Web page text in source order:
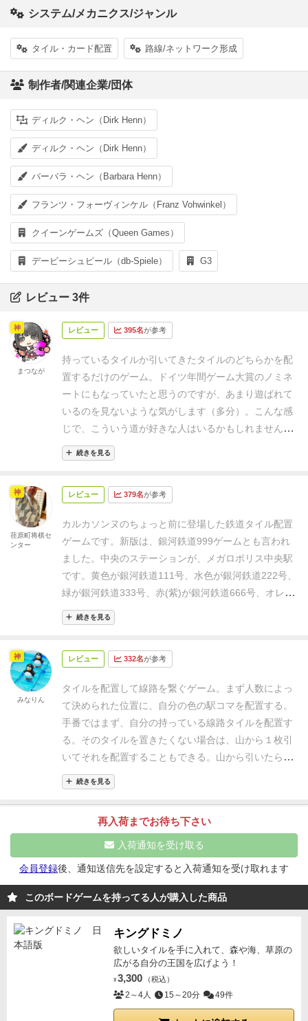
システム/メカニクス/ジャンル
タイル・カード配置 路線/ネットワーク形成
制作者/関連企業/団体
ディルク・ヘン（Dirk Henn）
ディルク・ヘン（Dirk Henn）
バーバラ・ヘン（Barbara Henn）
フランツ・フォーヴィンケル（Franz Vohwinkel）
クイーンゲームズ（Queen Games）
デービーシュピール（db-Spiele） G3
レビュー 3件
レビュー 395名が参考
持っているタイルか引いてきたタイルのどちらかを配
置するだけのゲーム。
ドイツ年間ゲーム大賞のノミネ
ートにもなっていたと思うのですが、あまり遊ばれて
いるのを見ないような気がします（多分）。
こんな感
じで、こういう道が好きな人はいるかもしれません
が、割と地味です。
うのに惑わされてしまったのですが、これはできるだ
なのかなーと思いました。
差！
続きを見る
神
まつなが
レビュー 379名が参考
カルカソンヌのちょっと前に登場した鉄道タイル配置
ゲームです。新版は、銀河鉄道999ゲームとも言われ
ました。 中央のステーションが、メガロポリス中央駅
です。 黄色が銀河鉄道111号、水色が銀河鉄道222号、
緑が銀河鉄道333号、赤(紫)が銀河鉄道666号、オレン
ジが銀河鉄道888号、そして黒が銀河鉄道999号です。
到着駅までの間のタイルの数がVPとなります。メガロ
ある黒、赤紫、オレンジは、タイル配置が終わってVP
前で他プレイヤーに左に曲げられてしまいました。赤
紫は中央に着きました。間に5枚あるので、
5×2=10VP。オレンジは、辿ってみると、なんと19枚
(重複含む)使って、近くの17番の駅に到着していま
す。したがって19VPです。 メトロでは、自分のこと以
上に他プレイヤーの線路のことを考えないといけませ
うち、極端に言うと、最低の2〜3VPで到着させてしま
うという技があります。実際はフランスの地下鉄ゲー
同作者で有名なのはローゼンケーニッヒ(駒配
置)ですが、あのゲームも、5枚の手札カードがお互い
に公開されているとはいえ、縛りが弱すぎるため、序
中盤は適当に動かしてもほとんど影響もありません。
な方、どうぞ！笑
続きを見る
神
荏原町将棋セ
ンター
レビュー 332名が参考
タイルを配置して線路を繋ぐゲーム。
まず人数によっ
て決められた位置に、自分の色の駅コマを配置する。
手番ではまず、自分の持っている線路タイルを配置す
る。そのタイルを置きたくない場合は、山から１枚引
いてそれを配置することもできる。山から引いたら、
絶対にそれを配置しなくてはいけない。
向きは揃えなくてはいけない。また、出発駅から到着
駅まで１枚のタイルで完結してしまうような配置はで
きない。外周もしくはすでに置かれているタイルに接
するように置かなくてはいけない。
いればどこにでも置くことができる。つまり、他のプ
レイヤーの路線を終わらせてしまうこともできる。
発駅からどこかの到着駅に接続されたら、タイルの枚
数分だけ点数を得る。ボード中央の駅に到達したら倍
になる。 すべてのタイルが置かれたら終了。点数が一
番高い人が勝利する。 ヴァリアントルールとして、タ
イルの置く向きを好きに出来るルールと、手札の枚数
を２枚もしくは３枚にするルールがある。
グで写真付きで紹介しています。よろしければご覧く
https://minarinbg.com/metro/
続きを見る
神
みなりん
再入荷までお待ち下さい
入荷通知を受け取る
会員登録後、通知送信先を設定すると入荷通知を受け取れます
このボードゲームを持ってる人が購入した商品
キングドミノ
欲しいタイルを手に入れて、森や海、草原の
広がる自分の王国を広げよう！
¥ 3,300 （税込）
2～4人 15～20分 49件